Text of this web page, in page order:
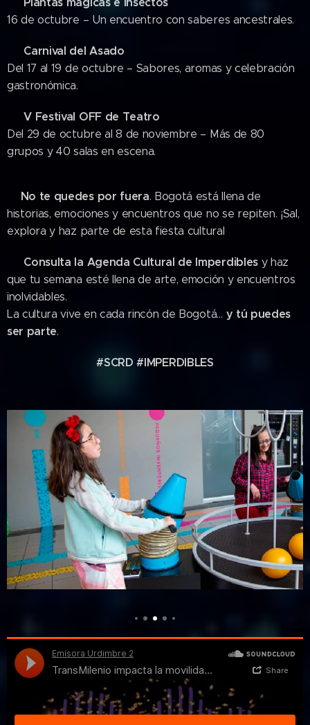
16 de octubre – Un encuentro con saberes ancestrales.
Carnival del Asado
Del 17 al 19 de octubre – Sabores, aromas y celebración
gastronómica.
🎉V Festival OFF de Teatro
Del 29 de octubre al 8 de noviembre – Más de 80
grupos y 40 salas en escena.
No te quedes por fuera. Bogotá está llena de
historias, emociones y encuentros que no se repiten. ¡Sal,
explora y haz parte de esta fiesta cultural
Consulta la Agenda Cultural de Imperdiblesy haz
que tu semana esté llena de arte, emoción y encuentros
inolvidables.
La cultura vive en cada rincón de Bogotá… y tú puedes
ser parte.
#SCRD #IMPERDIBLES